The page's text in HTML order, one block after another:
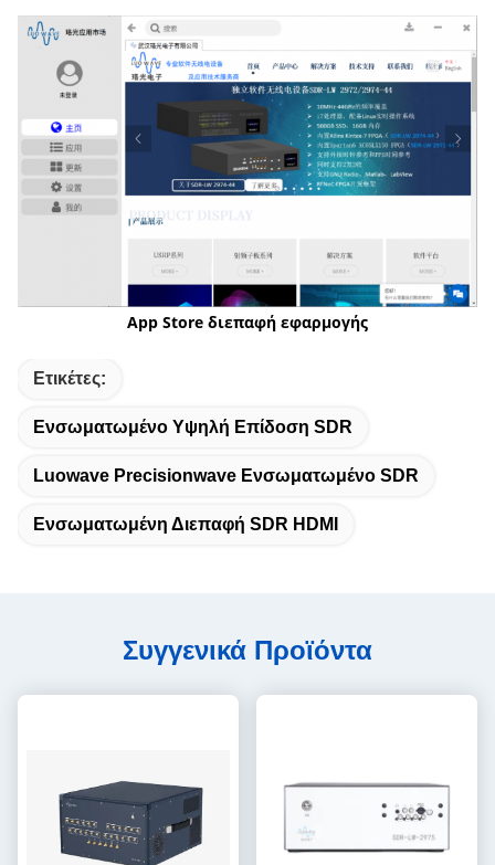
App Store διεπαφή εφαρμογής
Ετικέτες:
Ενσωματωμένο Υψηλή Επίδοση SDR
Luowave Precisionwave Ενσωματωμένο SDR
Ενσωματωμένη Διεπαφή SDR HDMI
Συγγενικά Προϊόντα